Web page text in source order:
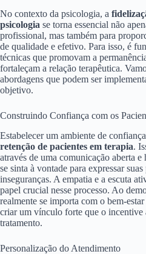
No contexto da psicologia, a
psicologia se torna essencial não
profissional, mas também para
de qualidade e efetivo. Para isso, é
técnicas que promovam a
fortaleçam a relação terapêutica.
abordagens que podem ser
objetivo.
Construindo Confiança com os
Estabelecer um ambiente de
retenção de pacientes em terapia.
através de uma comunicação aberta e
se sinta à vontade para expressar
inseguranças. A empatia e a escuta
papel crucial nesse processo. Ao
realmente se importa com o bem-
criar um vínculo forte que o incentive
tratamento.
Personalização do Atendimento